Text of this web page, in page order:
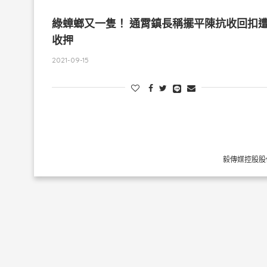
綠蟑螂又一隻！ 通霄鎮長稱擺平陳抗收回扣
收押
2021-09-15
毅傳媒控股